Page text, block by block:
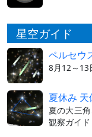
星空ガイド
ペルセウ
8月12～13
夏休み
夏の大三
観察ガイド